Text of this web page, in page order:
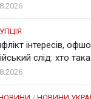
інтересів,
слід: хто